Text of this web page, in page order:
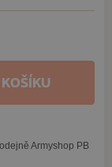
Armyshop PB